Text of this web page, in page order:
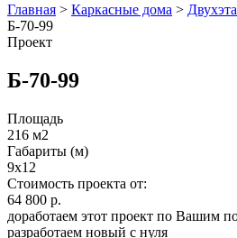
Главная > Каркасные дома >
Б-70-99
Проект
Б-70-99
Площадь
216 м2
Габариты (м)
9x12
Стоимость проекта от:
64 800 р.
доработаем этот проект по Вашим
разработаем новый с нуля